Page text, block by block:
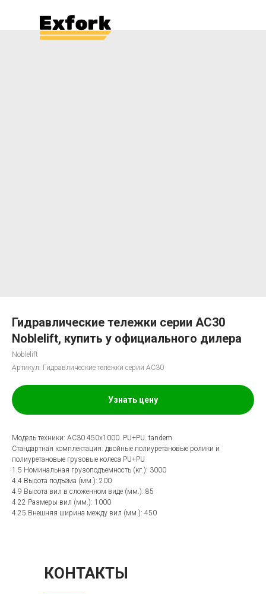
Гидравлические тележки серии AC30
Noblelift, купить у официального дилера
Noblelift
Артикул: Гидравлические тележки серии AC30
Узнать цену
Модель техники: AC30 450x1000. PU+PU. tandem
Стандартная комплектация: двойные полиуретановые ролики и
полиуретановые грузовые колеса PU+PU
1.5 Номинальная грузоподъемность (кг.): 3000
4.4 Высота подъёма (мм.): 200
4.9 Высота вил в сложенном виде (мм.): 85
4.22 Размеры вил (мм.): 1000
4.25 Внешняя ширина между вил (мм.): 450
КОНТАКТЫ